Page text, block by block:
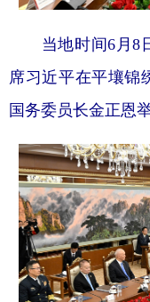
当地时间6月8日
席习近平在平壤锦
国务委员长金正恩